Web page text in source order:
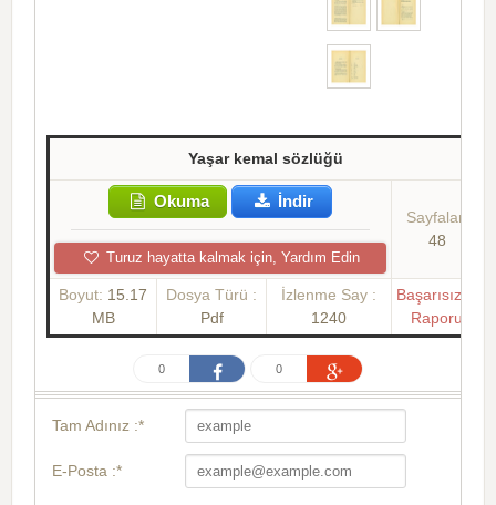
Yaşar kemal sözlüğü
Okuma İndir
Turuz hayatta kalmak için, Yardım Edin
Sayfalar:
48
Boyut: 15.17
MB
Dosya Türü :
Pdf
İzlenme Say :
1240
Başarısızlık
Raporu
0 0
Tam Adınız :*
E-Posta :*